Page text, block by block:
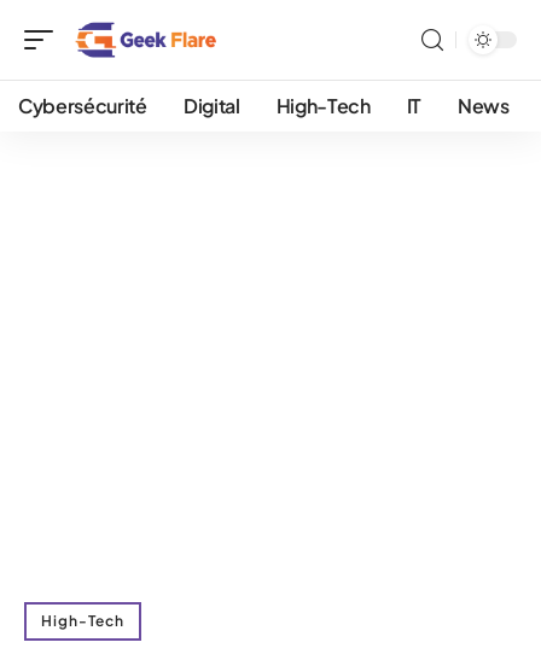
Cybersécurité Digital High-Tech IT News
High-Tech